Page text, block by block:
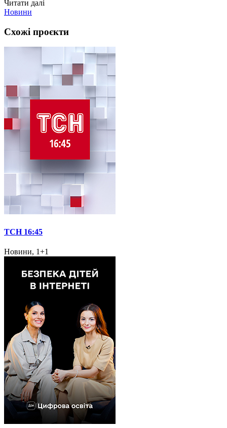
Читати далі
Новини
Схожі проєкти
ТСН 16:45
Новини, 1+1